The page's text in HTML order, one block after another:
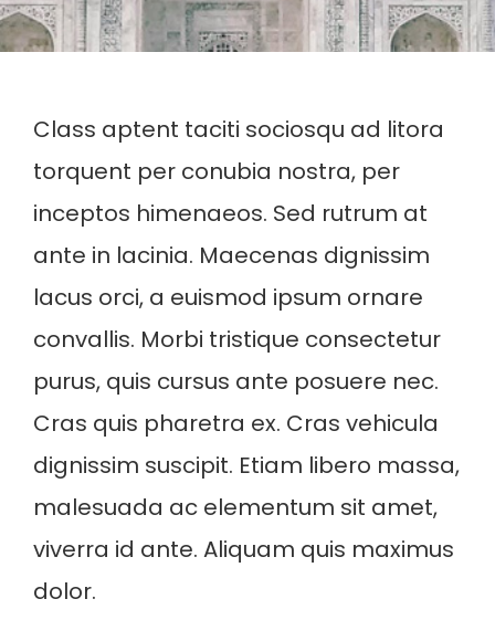
Class aptent taciti sociosqu ad litora
torquent per conubia nostra, per
inceptos himenaeos. Sed rutrum at
ante in lacinia. Maecenas dignissim
lacus orci, a euismod ipsum ornare
convallis. Morbi tristique consectetur
purus, quis cursus ante posuere nec.
Cras quis pharetra ex. Cras vehicula
dignissim suscipit. Etiam libero massa,
malesuada ac elementum sit amet,
viverra id ante. Aliquam quis maximus
dolor.